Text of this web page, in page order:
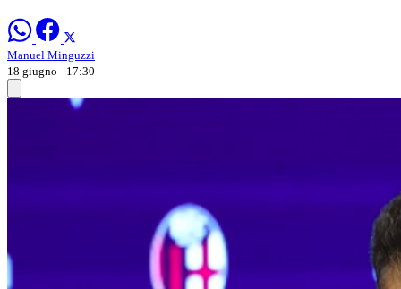
Manuel Minguzzi
18 giugno - 17:30